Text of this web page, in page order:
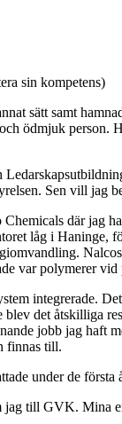
sin kompetens)
sätt samt
ödmjuk
Sen vill jag
där jag
låg i
var polymerer
integrerade.
det åtskilliga
jobb jag haft
finnas till.
under de första
till GVK.